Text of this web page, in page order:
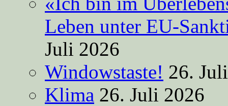
Leben unter EU-
Juli 2026
Windowstaste! 26.
Klima 26. Juli 2026